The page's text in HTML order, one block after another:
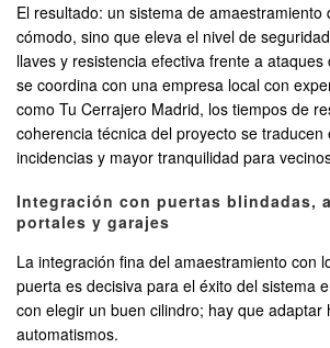
El resultado: un sistema de amaestramiento
cómodo, sino que eleva el nivel de
llaves y resistencia efectiva frente a ataques
se coordina con una empresa local con
como Tu Cerrajero Madrid, los tiempos de
coherencia técnica del proyecto se traducen
incidencias y mayor tranquilidad para
Integración con puertas blindadas,
portales y garajes
La integración fina del amaestramiento con
puerta es decisiva para el éxito del sistema
con elegir un buen cilindro; hay que adaptar
automatismos.